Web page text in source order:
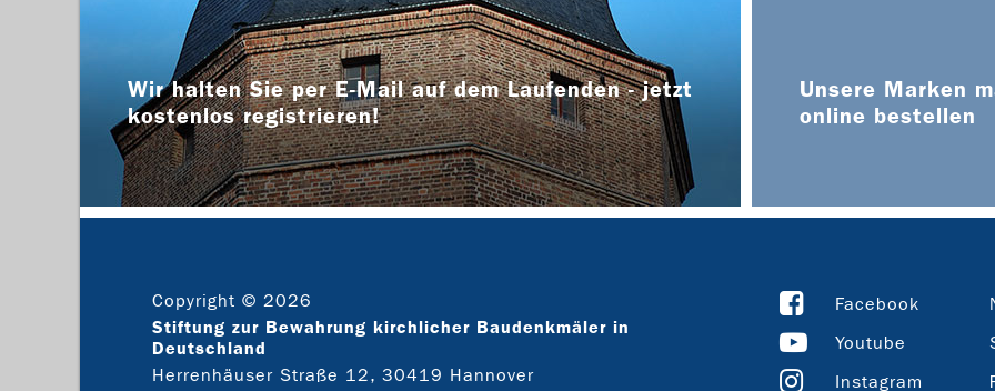
Wir halten Sie per E-Mail auf dem Laufenden - jetzt
kostenlos registrieren!
Unsere Marken
online bestellen
Copyright © 2026
Stiftung zur Bewahrung kirchlicher Baudenkmäler in
Deutschland
Herrenhäuser Straße 12, 30419 Hannover
Facebook
Youtube
Instagram